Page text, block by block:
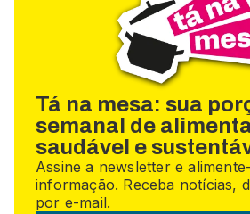
Tá na mesa: sua
semanal de
saudável e
Assine a newsletter e
informação. Receba notícias,
por e-mail.